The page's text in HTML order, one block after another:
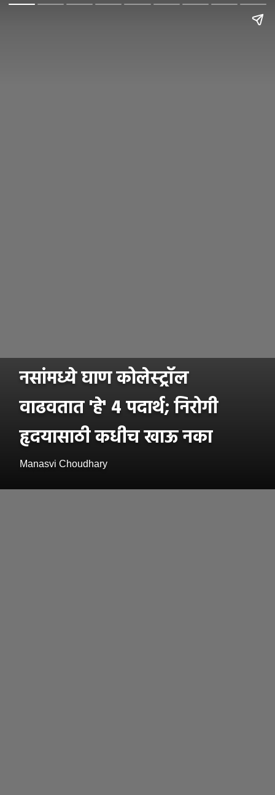
नसांमध्ये घाण कोलेस्ट्रॉल
वाढवतात 'हे' 4 पदार्थ; निरोगी
हृदयासाठी कधीच खाऊ नका
Manasvi Choudhary